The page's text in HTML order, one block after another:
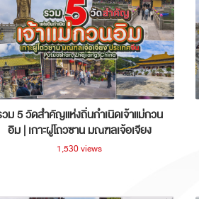
ม 5 วัดสำคัญแห่งถิ่นกำเนิดเจ้าแม่กวน
อิม | เกาะผู่โถวซาน มณฑลเจ้อเจียง
ประเทศจีน
1,530 views